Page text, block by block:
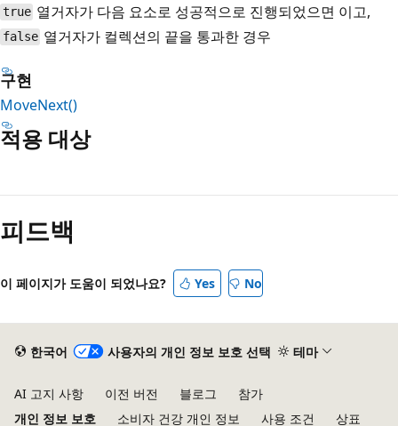
true 열거자가 다음 요소로 성공적으로 진행되었으면 이고,
false 열거자가 컬렉션의 끝을 통과한 경우
구현
MoveNext()
적용 대상
기
모
사
안
피드백
이 페이지가 도움이 되었나요? Yes No
한국어 사용자의 개인 정보 보호 선택 테마
AI 고지 사항 이전 버전 블로그
참가
개인 정보 보호
소비자 건강 개인 정보 사용 조건 상표